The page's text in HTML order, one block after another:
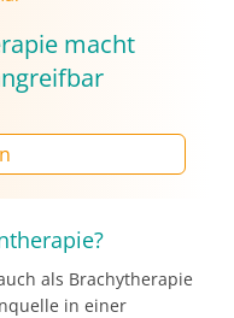
macht
als Brachytherapie
in einer